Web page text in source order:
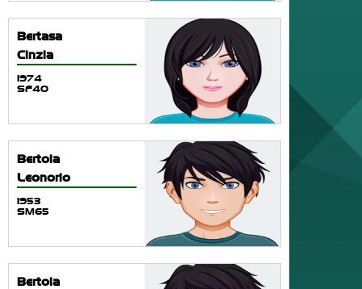
Bertasa
Cinzia
1974
SF40
Bertola
Leonorio
1953
SM65
Bertola